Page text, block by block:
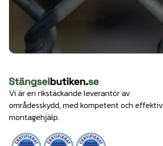
Vi är en rikstäckande leverantör av
områdesskydd, med kompetent och effektiv
montagehjälp.